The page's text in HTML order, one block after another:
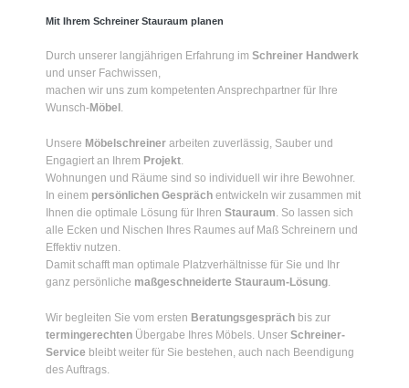
Mit Ihrem Schreiner Stauraum planen
Durch unserer langjährigen Erfahrung im Schreiner Handwerk
und unser Fachwissen,
machen wir uns zum kompetenten Ansprechpartner für Ihre
Wunsch-Möbel .
Unsere Möbelschreiner arbeiten zuverlässig, Sauber und
Engagiert an Ihrem Projekt.
Wohnungen und Räume sind so individuell wir ihre Bewohner.
In einem persönlichen Gespräch entwickeln wir zusammen mit
Ihnen die optimale Lösung für Ihren Stauraum. So lassen sich
alle Ecken und Nischen Ihres Raumes auf Maß Schreinern und
Effektiv nutzen.
Damit schafft man optimale Platzverhältnisse für Sie und Ihr
ganz persönliche maßgeschneiderte Stauraum-Lösung.
Wir begleiten Sie vom ersten Beratungsgespräch bis zur
termingerechten Übergabe Ihres Möbels. Unser Schreiner-
Service bleibt weiter für Sie bestehen, auch nach Beendigung
des Auftrags.